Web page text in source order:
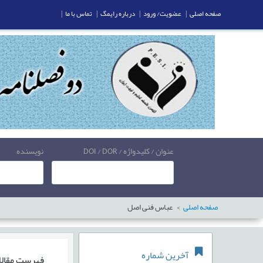
عنوان / کلیدواژه / DOI / DOR نویسنده
صفحه اصلی عباس فنی اصل
آخرین شماره
صفحه اصلی | عضویت/ ورود | درباره رایمگ | تماس با ما |